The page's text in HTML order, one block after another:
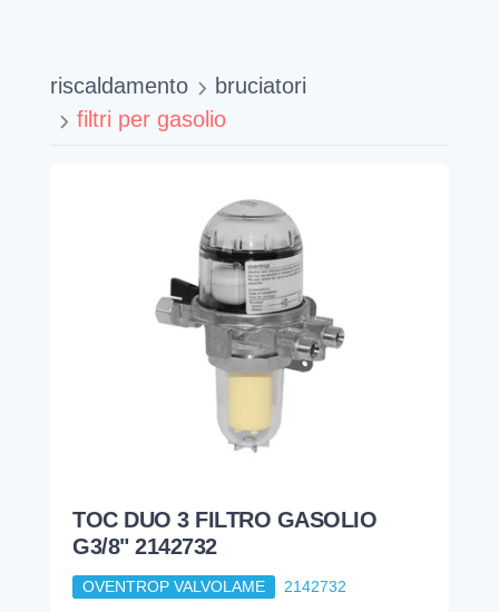
riscaldamento
bruciatori
filtri per gasolio
TOC DUO 3 FILTRO GASOLIO
G3/8" 2142732
OVENTROP VALVOLAME 2142732